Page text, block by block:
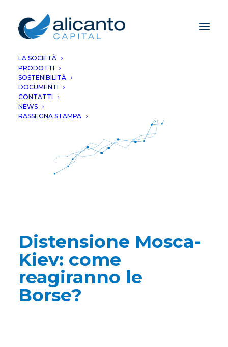
LA SOCIETÀ
PRODOTTI
SOSTENIBILITÀ
DOCUMENTI
CONTATTI
NEWS
RASSEGNA STAMPA
Distensione Mosca-
Kiev: come
reagiranno le
Borse?